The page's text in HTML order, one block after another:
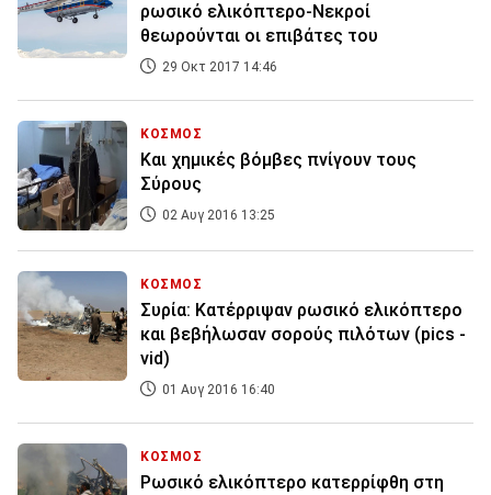
ρωσικό ελικόπτερο-Νεκροί
θεωρούνται οι επιβάτες του
29 Οκτ 2017 14:46
ΚΟΣΜΟΣ
Και χημικές βόμβες πνίγουν τους
Σύρους
02 Αυγ 2016 13:25
ΚΟΣΜΟΣ
Συρία: Κατέρριψαν ρωσικό ελικόπτερο
και βεβήλωσαν σορούς πιλότων (pics -
vid)
01 Αυγ 2016 16:40
ΚΟΣΜΟΣ
Ρωσικό ελικόπτερο κατερρίφθη στη